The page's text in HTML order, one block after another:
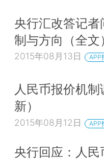
央行汇改答记
制与方向（全文）
2015年08月13日 APP
人民币报价机
新）
2015年08月12日 APP
央行回应：人